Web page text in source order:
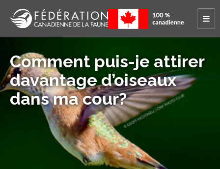
Comment puis-je attirer
davantage d’oiseaux
dans ma cour?